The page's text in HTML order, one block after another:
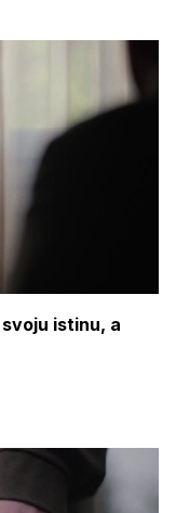
istinu, a